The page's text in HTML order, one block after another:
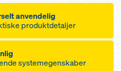
anvendelig
produktdetaljer
til
vægge og søjler
systemegenskaber